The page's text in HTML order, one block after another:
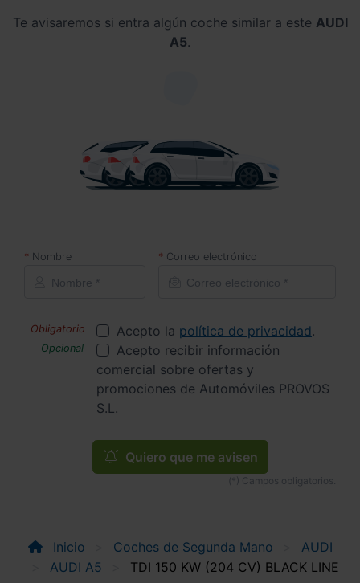
Te avisaremos si entra algún coche similar a este AUDI
A5.
Nombre Correo electrónico
Acepto la política de privacidad.
Acepto recibir información
comercial sobre ofertas y
promociones de Automóviles PROVOS
S.L.
Quiero que me avisen
Inicio Coches de Segunda Mano
AUDI
AUDI A5
TDI 150 KW (204 CV) BLACK LINE